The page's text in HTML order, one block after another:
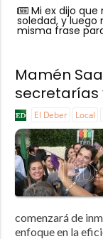
Mi ex dijo
soledad, y luego
misma frase
Mamén
secretarías
El Deber Local
comenzará de
enfoque en la